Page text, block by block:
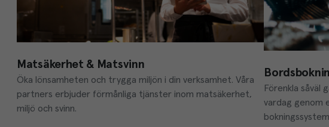
Matsäkerhet & Matsvinn
Öka lönsamheten och trygga miljön i din verksamhet. Våra
partners erbjuder förmånliga tjänster inom matsäkerhet,
miljö och svinn.
Förenkla såväl
vardag genom